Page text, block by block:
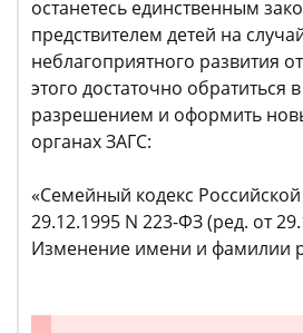
останетесь единственным
предствителем детей на
неблагоприятного развития
этого достаточно обратиться
разрешением и оформить
органах ЗАГС:
«Семейный кодекс
29.12.1995 N 223-ФЗ (ред. от
Изменение имени и фамилии